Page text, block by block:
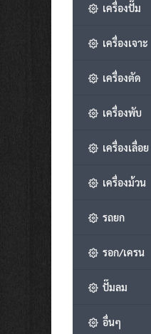
เครื่องปั๊ม
เครื่องเจาะ
เครื่องตัด
เครื่องพับ
เครื่องเลื่อย
เครื่องม้วน
รถยก
รอก/เครน
ปั๊มลม
อื่นๆ